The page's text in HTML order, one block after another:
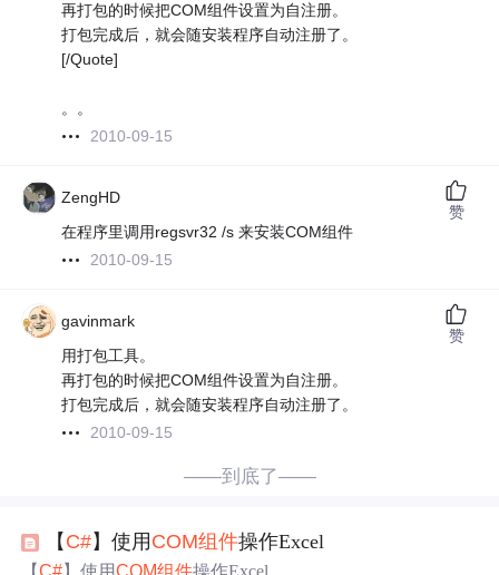
再打包的时候把COM组件设置为自注册。
打包完成后，就会随安装程序自动注册了。
[/Quote]
。。
2010-09-15
ZengHD
在程序里调用regsvr32 /s 来安装COM组件
2010-09-15
赞
gavinmark
用打包工具。
再打包的时候把COM组件设置为自注册。
打包完成后，就会随安装程序自动注册了。
2010-09-15
赞
——到底了——
【 C#】使用 COM组件操作Excel